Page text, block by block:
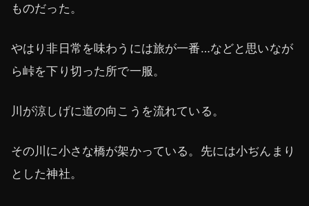
ものだった。
やはり非日常を味わうには旅が一番…などと思いなが
ら峠を下り切った所で一服。
川が涼しげに道の向こうを流れている。
その川に小さな橋が架かっている。先には小ぢんまり
とした神社。